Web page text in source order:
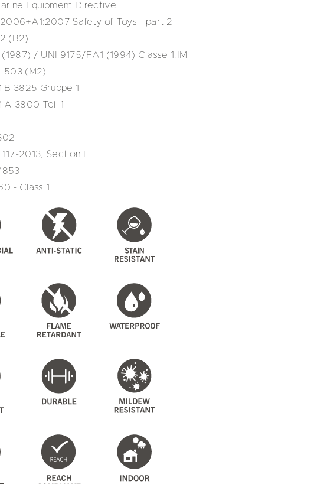
Equipment Directive
Safety of Toys - part 2
(B2)
(1987) / UNI 9175/FA1 (1994) Classe 1.IM
503 (M2)
B 3825 Gruppe 1
A 3800 Teil 1
2013, Section E
853
- Class 1